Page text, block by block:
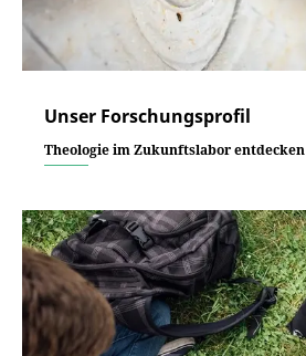
Unser Forschungsprofil
Theologie im Zukunftslabor entdecken